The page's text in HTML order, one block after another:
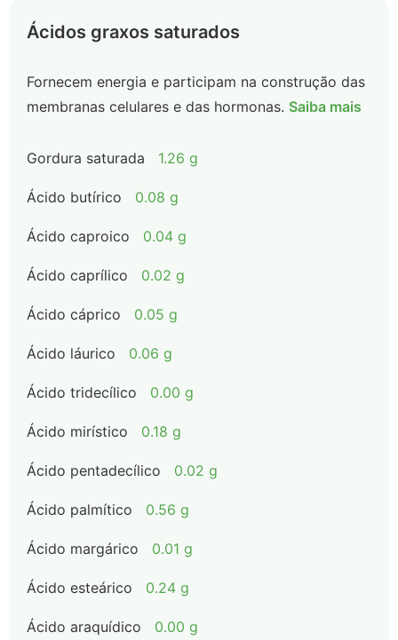
Ácidos graxos saturados
Fornecem energia e participam na construção das
membranas celulares e das hormonas. Saiba mais
Gordura saturada 1.26 g
Ácido butírico 0.08 g
Ácido caproico 0.04 g
Ácido caprílico 0.02 g
Ácido cáprico 0.05 g
Ácido láurico 0.06 g
Ácido tridecílico 0.00 g
Ácido mirístico 0.18 g
Ácido pentadecílico 0.02 g
Ácido palmítico 0.56 g
Ácido margárico 0.01 g
Ácido esteárico 0.24 g
Ácido araquídico 0.00 g